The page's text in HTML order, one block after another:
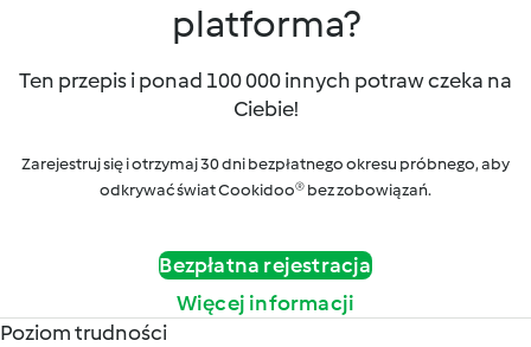
platforma?
Ten przepis i ponad 100 000 innych potraw czeka na
Ciebie!
Zarejestruj się i otrzymaj 30 dni bezpłatnego okresu próbnego, aby
odkrywać świat Cookidoo® bez zobowiązań.
Bezpłatna rejestracja
Więcej informacji
Poziom trudności